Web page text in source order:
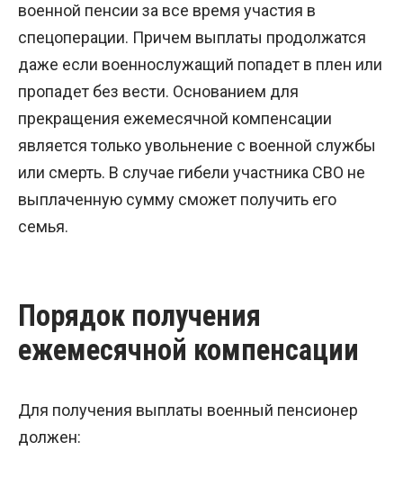
военной пенсии за все время участия в
спецоперации. Причем выплаты продолжатся
даже если военнослужащий попадет в плен или
пропадет без вести. Основанием для
прекращения ежемесячной компенсации
является только увольнение с военной службы
или смерть. В случае гибели участника СВО не
выплаченную сумму сможет получить его
семья.
Порядок получения
ежемесячной компенсации
Для получения выплаты военный пенсионер
должен: